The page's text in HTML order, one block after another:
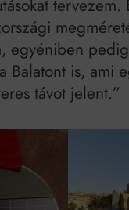
tervezem.
egyéniben
Balatont is, ami
távot jelent.”